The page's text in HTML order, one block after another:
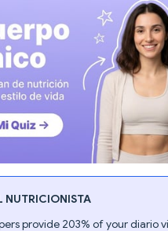
NUTRICIONISTA
provide 203% of your diario